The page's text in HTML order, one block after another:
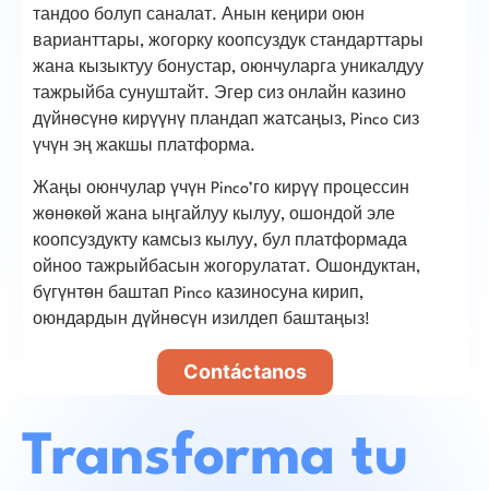
тандоо болуп саналат. Анын кеңири оюн
варианттары, жогорку коопсуздук стандарттары
жана кызыктуу бонустар, оюнчуларга уникалдуу
тажрыйба сунуштайт. Эгер сиз онлайн казино
дүйнөсүнө кирүүнү пландап жатсаңыз, Pinco сиз
үчүн эң жакшы платформа.
Жаңы оюнчулар үчүн Pinco’го кирүү процессин
жөнөкөй жана ыңгайлуу кылуу, ошондой эле
коопсуздукту камсыз кылуу, бул платформада
ойноо тажрыйбасын жогорулатат. Ошондуктан,
бүгүнтөн баштап Pinco казиносуна кирип,
оюндардын дүйнөсүн изилдеп баштаңыз!
Contáctanos
Transforma tu